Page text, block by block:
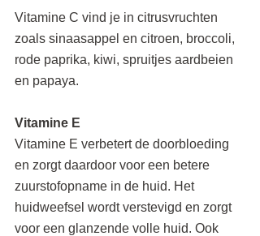
Vitamine C vind je in citrusvruchten
zoals sinaasappel en citroen, broccoli,
rode paprika, kiwi, spruitjes aardbeien
en papaya.
Vitamine E
Vitamine E verbetert de doorbloeding
en zorgt daardoor voor een betere
zuurstofopname in de huid. Het
huidweefsel wordt verstevigd en zorgt
voor een glanzende volle huid. Ook